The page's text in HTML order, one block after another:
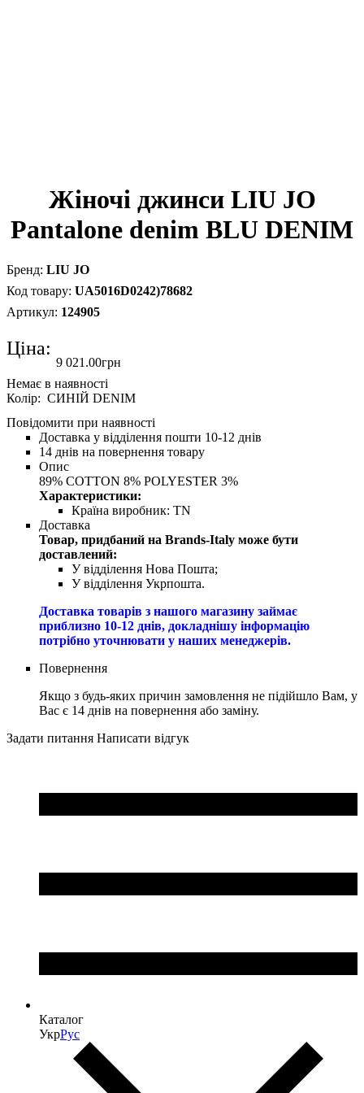
Жіночі джинси LIU JO
Pantalone denim BLU DENIM
LIU JO
UA5016D0242)78682
124905
Ціна:
9 021 .00грн
Колір: СИНІЙ DENIM
Повідомити при наявності
Доставка у відділення пошти 10-12 днів
14 днів на повернення товару
Опис
89% COTTON 8% POLYESTER 3%
Характеристики:
Країна виробник: TN
Доставка
Товар, придбаний на Brands-Italy може бути
доставлений:
У відділення Нова Пошта;
У відділення Укрпошта.
Доставка товарів з нашого магазину займає
приблизно 10-12 днів, докладнішу інформацію
потрібно уточнювати у наших менеджерів.
Повернення
Якщо з будь-яких причин замовлення не підійшло Вам, у
Вас є 14 днів на повернення або заміну.
Задати питання Написати відгук
Каталог
УкрРус